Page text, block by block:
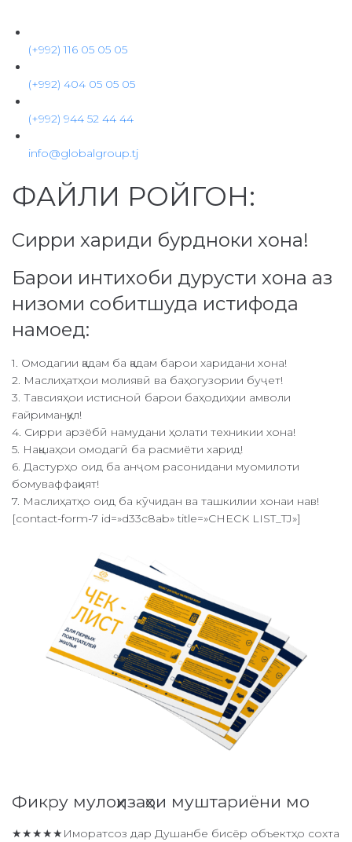
контенту(+992) 116 05 05 05
(+992) 404 05 05 05
(+992) 944 52 44 44
info@globalgroup.tj
ФАЙЛИ РОЙГОН:
Сирри хариди бурдноки хона!
Барои интихоби дурусти хона аз
низоми собитшуда истифода
намоед:
1. Омодагии қадам ба қадам барои харидани хона!
2. Маслиҳатҳои молиявӣ ва баҳогузории буҷет!
3. Тавсияҳои истисноӣ барои баҳодиҳии амволи
ғайриманқул!
4. Сирри арзёбӣ намудани ҳолати техникии хона!
5. Нақшаҳои омодагӣ ба расмиёти харид!
6. Дастурҳо оид ба анҷом расонидани муомилоти
бомуваффақият!
7. Маслиҳатҳо оид ба кӯчидан ва ташкилии хонаи нав!
[contact-form-7 id=»d33c8ab» title=»CHECK LIST_TJ»]
Фикру мулоҳизаҳои муштариёни мо​
★★★★★Иморатсоз дар Душанбе бисёр объектҳо сохта